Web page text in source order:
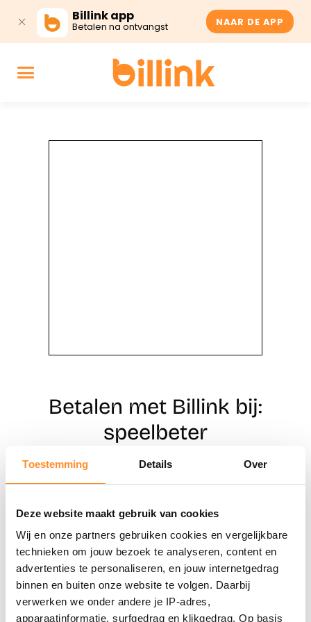
Toestemming Details Over
Deze website maakt gebruik van cookies
Wij en onze partners gebruiken cookies en vergelijkbare
technieken om jouw bezoek te analyseren, content en
advertenties te personaliseren, en jouw internetgedrag
binnen en buiten onze website te volgen. Daarbij
verwerken we onder andere je IP-adres,
apparaatinformatie, surfgedrag en klikgedrag. Op basis
Billink app
Betalen na ontvangst NAAR DE APP
Betalen met Billink bij:
speelbeter
Naar winkels